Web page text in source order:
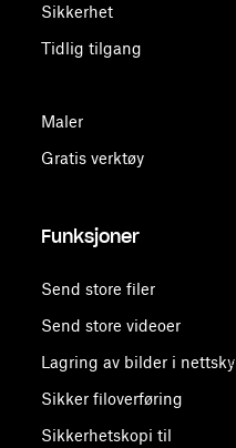
Sikkerhet
Tidlig tilgang
Maler
Gratis verktøy
Funksjoner
Send store filer
Send store videoer
Lagring av bilder i nettsky
Sikker filoverføring
Sikkerhetskopi til